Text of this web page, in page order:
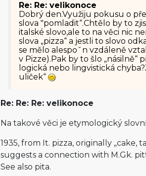
Re: Re: velikonoce
Dobrý den.Využiju pokusu o
slova "pomladit“.Chtělo by to
italské slovo,ale to na věci nic
slova „pizza“ a jestli to slovo
se mělo alespoˇn vzdáleně
v Pizze).Pak by to šlo „násilně“
logická nebo lingvistická
uliček“
Re: Re: Re: velikonoce
Na takové věci je etymologický
1935, from It. pizza, originally „cake,
suggests a connection with M.Gk.
See also pita.